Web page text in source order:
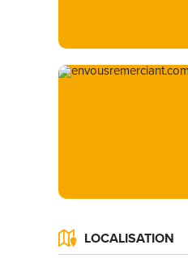
LOCALISATION